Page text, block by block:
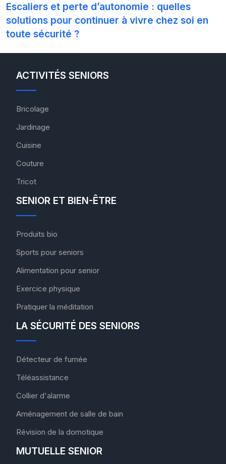
Escaliers et perte d’autonomie : quelles
solutions pour continuer à vivre chez soi en
toute sécurité ?
ACTIVITÉS SENIORS
Bricolage
Jardinage
Cuisine
Couture
Tricot
SENIOR ET BIEN-ÊTRE
Produits bio
Sports pour seniors
Alimentation pour senior
Exercice physique
Pratiquer la méditation
LA SÉCURITÉ DES SENIORS
Détecteur de fumée
Téléassistance
Collier d'alarme
Aménagement de salle de bain
Révision de la domotique
MUTUELLE SENIOR